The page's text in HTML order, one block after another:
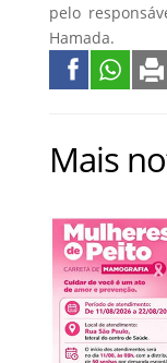
pelo
Hamada.
Mais